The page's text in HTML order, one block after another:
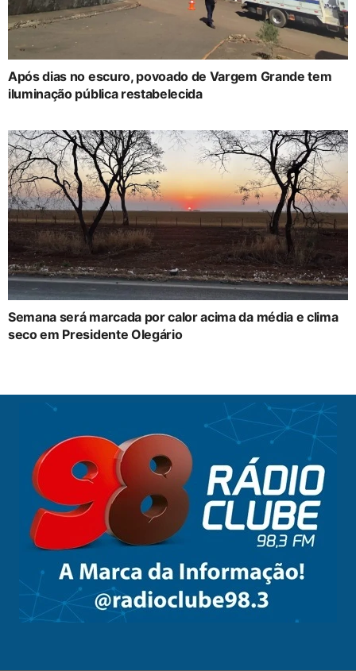
Após dias no escuro, povoado de Vargem Grande tem
iluminação pública restabelecida
Semana será marcada por calor acima da média e clima
seco em Presidente Olegário